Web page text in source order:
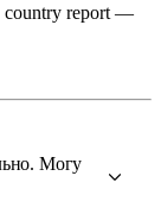
country report —
Могу